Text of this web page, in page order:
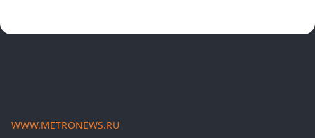
WWW.METRONEWS.RU